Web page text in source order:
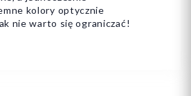
kolory optycznie
nie warto się ograniczać!